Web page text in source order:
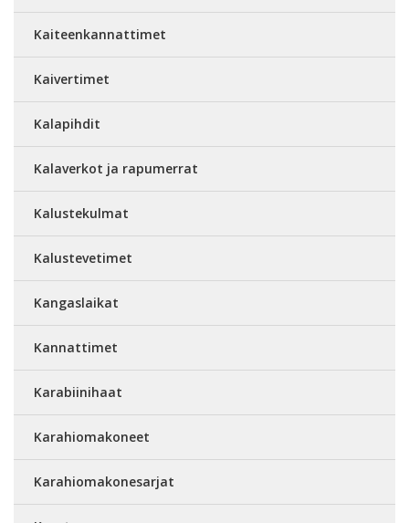
Kaiteenkannattimet
Kaivertimet
Kalapihdit
Kalaverkot ja rapumerrat
Kalustekulmat
Kalustevetimet
Kangaslaikat
Kannattimet
Karabiinihaat
Karahiomakoneet
Karahiomakonesarjat